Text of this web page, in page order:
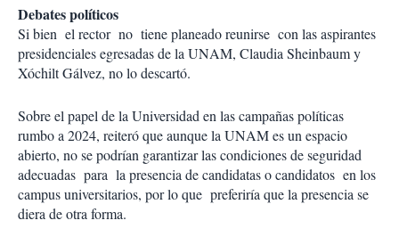
Debates políticos
Si bien el rector no tiene planeado reunirse con las aspirantes
presidenciales egresadas de la UNAM, Claudia Sheinbaum y
Xóchilt Gálvez, no lo descartó.
Sobre el papel de la Universidad en las campañas políticas
rumbo a 2024, reiteró que aunque la UNAM es un espacio
abierto, no se podrían garantizar las condiciones de seguridad
adecuadas para la presencia de candidatas o candidatos en los
campus universitarios, por lo que preferiría que la presencia se
diera de otra forma.